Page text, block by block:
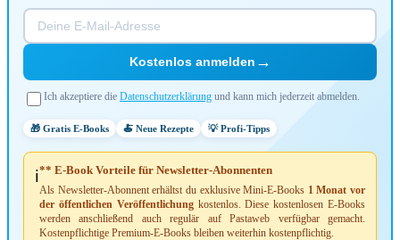
Kostenlos anmelden →
Ich akzeptiere die Datenschutzerklärung und kann mich jederzeit abmelden.
🎁 Gratis E-Books 🍝 Neue Rezepte 💡 Profi-Tipps
ℹ️** E-Book Vorteile für Newsletter-Abonnenten
Als Newsletter-Abonnent erhältst du exklusive Mini-E-Books 1 Monat vor
der öffentlichen Veröffentlichungkostenlos. Diese kostenlosen E-Books
werden anschließend auch regulär auf Pastaweb verfügbar gemacht.
Kostenpflichtige Premium-E-Books bleiben weiterhin kostenpflichtig.